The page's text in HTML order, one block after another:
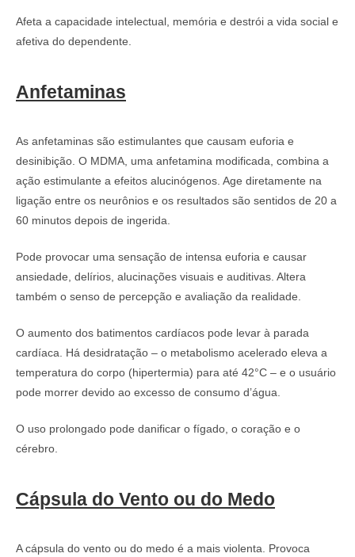
Afeta a capacidade intelectual, memória e destrói a vida social e
afetiva do dependente.
Anfetaminas
As anfetaminas são estimulantes que causam euforia e
desinibição. O MDMA, uma anfetamina modificada, combina a
ação estimulante a efeitos alucinógenos. Age diretamente na
ligação entre os neurônios e os resultados são sentidos de 20 a
60 minutos depois de ingerida.
Pode provocar uma sensação de intensa euforia e causar
ansiedade, delírios, alucinações visuais e auditivas. Altera
também o senso de percepção e avaliação da realidade.
O aumento dos batimentos cardíacos pode levar à parada
cardíaca. Há desidratação – o metabolismo acelerado eleva a
temperatura do corpo (hipertermia) para até 42°C – e o usuário
pode morrer devido ao excesso de consumo d’água.
O uso prolongado pode danificar o fígado, o coração e o
cérebro.
Cápsula do Vento ou do Medo
A cápsula do vento ou do medo é a mais violenta. Provoca